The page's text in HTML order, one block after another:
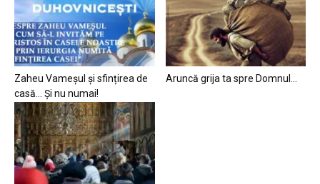
Zaheu Vameșul și sfințirea de
casă… Și nu numai!
Aruncă grija ta spre Domnul…